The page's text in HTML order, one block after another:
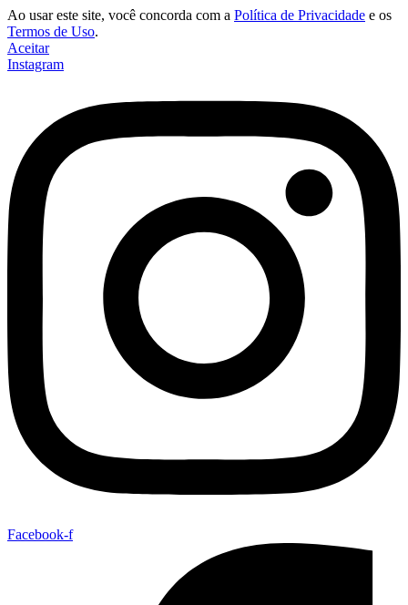
Ao usar este site, você concorda com a Política de Privacidade e os
Termos de Uso.
Aceitar
Instagram
Facebook-f